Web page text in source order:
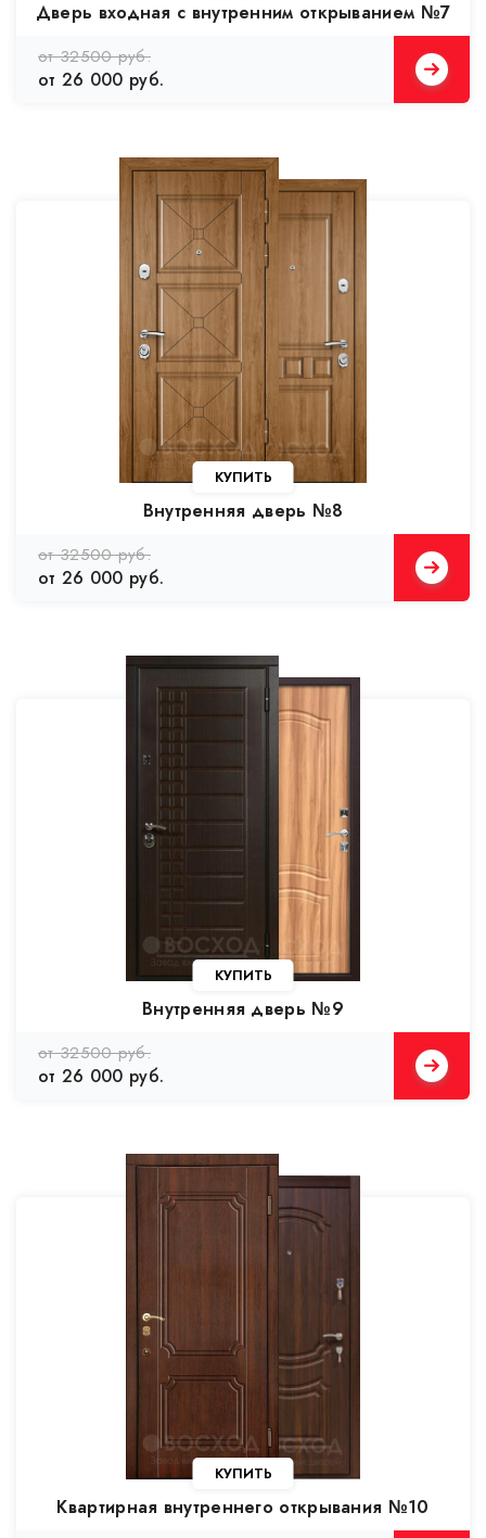
Дверь входная с внутренним открыванием №7
от 32500 руб.
от 26 000 руб.
Внутренняя дверь №8
от 32500 руб.
от 26 000 руб.
Внутренняя дверь №9
от 32500 руб.
от 26 000 руб.
Квартирная внутреннего открывания №10